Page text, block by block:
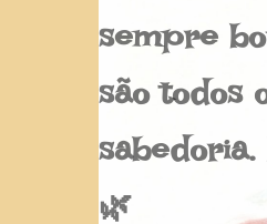
sempre
são todos
🌿